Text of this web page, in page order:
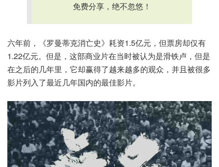
免费分享，绝不忽悠！
六年前，《罗曼蒂克消亡史》耗资1.5亿元，但票房却仅有
1.22亿元。但是，这部商业片在当时被认为是滑铁卢，但是
在之后的几年里，它却赢得了越来越多的观众，并且被很多
影片列入了最近几年国内的最佳影片。